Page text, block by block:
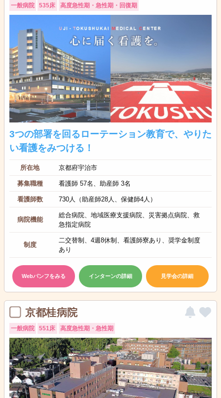
一般病院 535床 高度急性期・急性期・回復期
3つの部署を回るローテーション教育で、やりた
い看護をみつける！
所在地 京都府宇治市
募集職種 看護師 57名、助産師 3名
看護師数 730人（助産師28人、保健師4人）
病院機能
総合病院、地域医療支援病院、災害拠点病院、救
急指定病院
制度
二交替制、4週8休制、看護師寮あり、奨学金制度
あり
Webパンフをみる インターンの詳細 見学会の詳細
京都桂病院
一般病院 551床 高度急性期・急性期